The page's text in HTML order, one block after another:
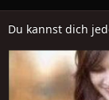
Du kannst dich